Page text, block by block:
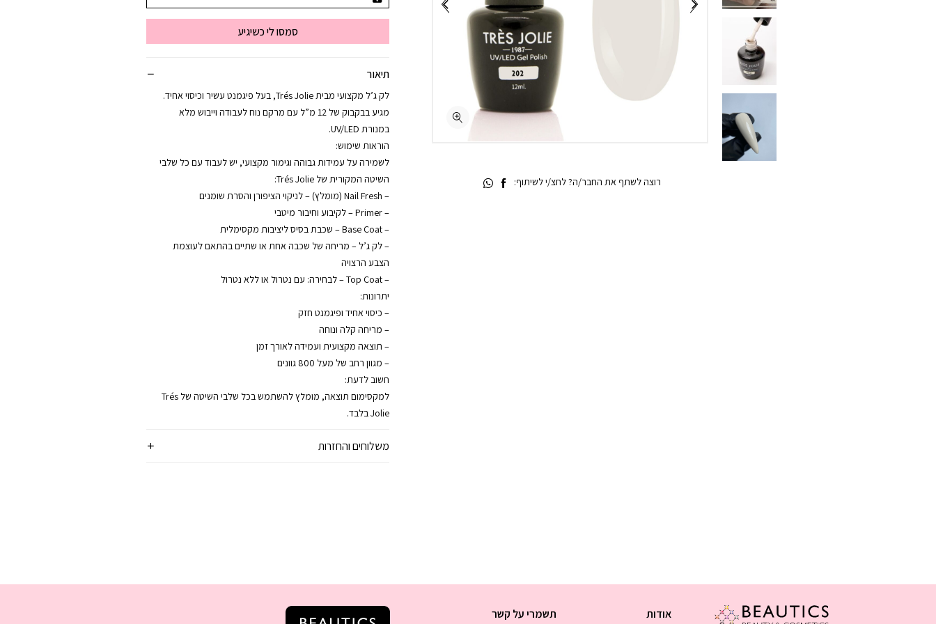
סמסו לי כשיגיע
תיאור
לק ג’ל מקצועי מבית Trés Jolie, בעל פיגמנט עשיר וכיסוי אחיד.
מגיע בבקבוק של 12 מ”ל עם מרקם נוח לעבודה וייבוש מלא
במנורת UV/LED.
הוראות שימוש:
לשמירה על עמידות גבוהה וגימור מקצועי, יש לעבוד עם כל שלבי
השיטה המקורית של Trés Jolie:
– Nail Fresh (מומלץ) – לניקוי הציפורן והסרת שומנים
– Primer – לקיבוע וחיבור מיטבי
– Base Coat – שכבת בסיס ליציבות מקסימלית
– לק ג’ל – מריחה של שכבה אחת או שתיים בהתאם לעוצמת
הצבע הרצויה
– Top Coat – לבחירה: עם נטרול או ללא נטרול
יתרונות:
– כיסוי אחיד ופיגמנט חזק
– מריחה קלה ונוחה
– תוצאה מקצועית ועמידה לאורך זמן
– מגוון רחב של מעל 800 גוונים
חשוב לדעת:
למקסימום תוצאה, מומלץ להשתמש בכל שלבי השיטה של Trés
Jolie בלבד.
משלוחים והחזרות
רוצה לשתף את החבר/ה? לחצ/י לשיתוף:
אודות תשמרי על קשר